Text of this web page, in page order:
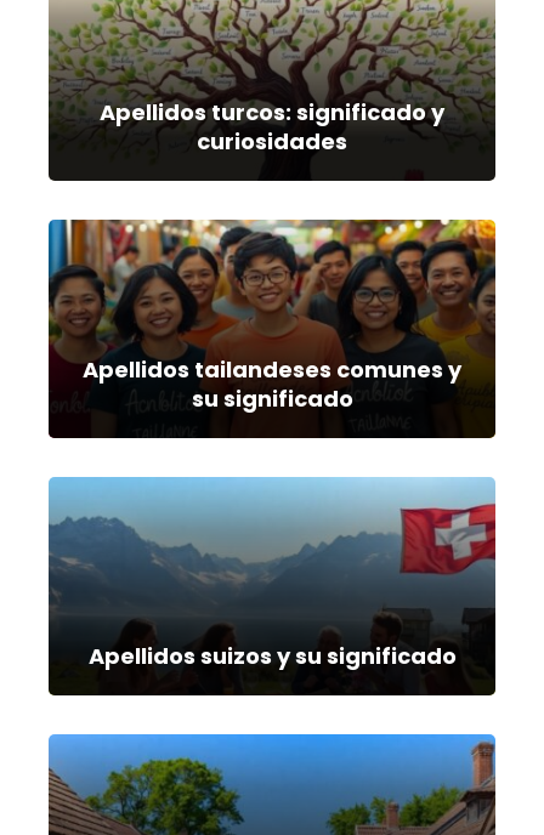
Apellidos turcos: significado y
curiosidades
Apellidos tailandeses comunes y
su significado
Apellidos suizos y su significado